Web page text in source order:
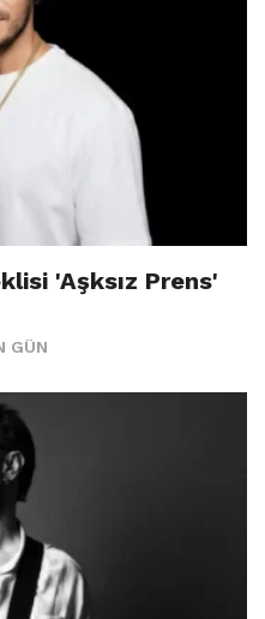
'Aşksız Prens'
GÜN